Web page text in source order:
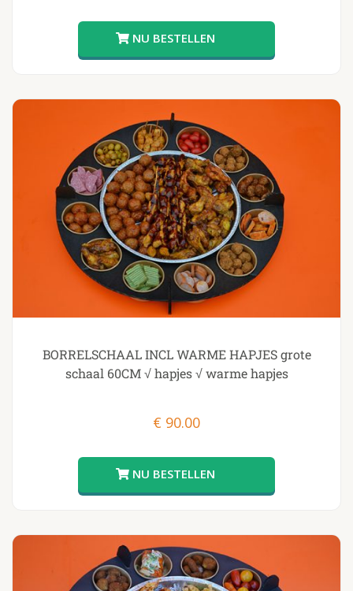
BORRELSCHAAL INCL WARME HAPJES grote
schaal 60CM √ hapjes √ warme hapjes
€ 90.00